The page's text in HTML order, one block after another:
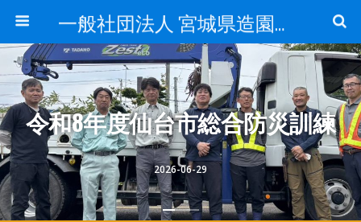
一般社団法人 宮城県造園建設業協会ホームページ
2026-06-29
令和8年度仙台市総合防災訓練